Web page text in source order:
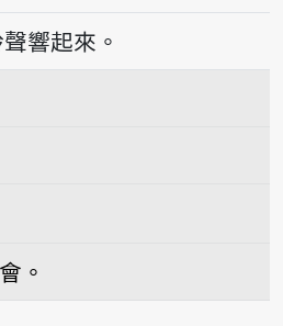
音讀giang
響起來。
。